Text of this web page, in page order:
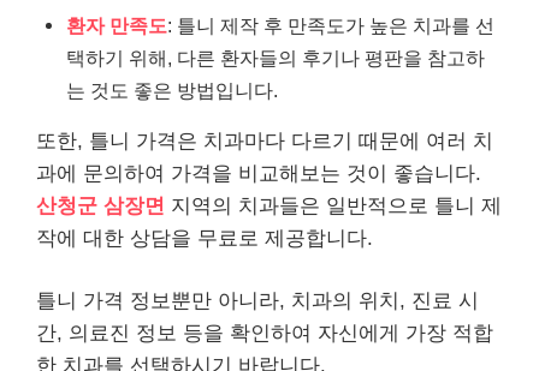
환자 만족도: 틀니 제작 후 만족도가 높은 치과를 선
택하기 위해, 다른 환자들의 후기나 평판을 참고하
는 것도 좋은 방법입니다.
또한, 틀니 가격은 치과마다 다르기 때문에 여러 치
과에 문의하여 가격을 비교해보는 것이 좋습니다.
산청군 삼장면 지역의 치과들은 일반적으로 틀니 제
작에 대한 상담을 무료로 제공합니다.
틀니 가격 정보뿐만 아니라, 치과의 위치, 진료 시
간, 의료진 정보 등을 확인하여 자신에게 가장 적합
한 치과를 선택하시기 바랍니다.